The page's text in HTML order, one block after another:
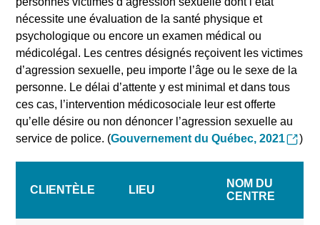
nécessite une évaluation de la santé physique et
psychologique ou encore un examen médical ou
médicolégal. Les centres désignés reçoivent les victimes
d’agression sexuelle, peu importe l’âge ou le sexe de la
personne. Le délai d’attente y est minimal et dans tous
ces cas, l’intervention médicosociale leur est offerte
qu’elle désire ou non dénoncer l’agression sexuelle au
service de police. (Gouvernement du Québec, 2021 )
CLIENTÈLE LIEU
NOM DU
CENTRE